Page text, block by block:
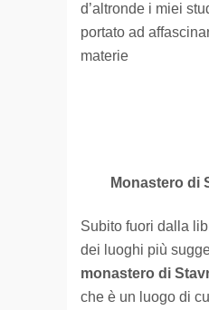
d’altronde i miei
portato ad
materie
Monastero di
Subito fuori dalla
dei luoghi più
monastero di
che è un luogo di